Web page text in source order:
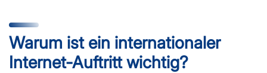
Warum ist ein internationaler
Internet-Auftritt wichtig?